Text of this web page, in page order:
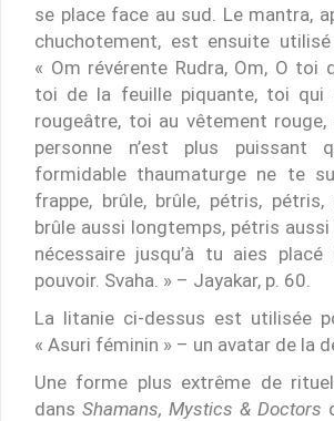
se place face au sud. Le mantra,
chuchotement, est ensuite
« Om révérente Rudra, Om, O toi
toi de la feuille piquante, toi qui
rougeâtre, toi au vêtement rouge,
personne n’est plus puissant
formidable thaumaturge ne te
frappe, brûle, brûle, pétris, pétris,
brûle aussi longtemps, pétris
nécessaire jusqu’à tu aies
pouvoir. Svaha. » – Jayakar, p. 60.
La litanie ci-dessus est utilisée
« Asuri féminin » – un avatar de la
Une forme plus extrême de
dans Shamans, Mystics & Doctors